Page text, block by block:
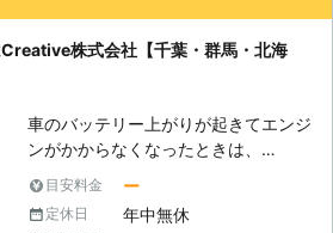
か！」という状況でバッテリー上がり
で困ったときは、ぜひ弊社のことを思
ッテリー上がりの復旧に力添えをさせ
ていただいています。お客様は愛車が
急に動かなくなってしまい、気が動転
していらっしゃると思います。我々は
少しでも早く車を動かせるようにし
いませ。 ●24時間365日で対応可
能！急なバッテリー上がりにも対応さ
こともあるでしょう。そんなときにバ
ッテリーが上がっても、営業していな
弊社は24時間で対応させていただい
ておりますので、早朝・深夜でも迅速
専門の業者に依頼するのがおすすめで
で、安心安全に作業をおこなってほし
い際は、私達までお問い合わせくださ
い。 【関東地方で対応！タイヤのパ
ンク修理もお任せください】 有馬株
株式会社【千葉・群馬・北海
車のバッテリー上がりが起きてエンジ
ンがかからなくなったときは、
Creative株式会社にご連絡ください。
お客様のもとに出張し、エンジンをか
けるお手伝いをいたしま
目安料金 ー
定休日 年中無休